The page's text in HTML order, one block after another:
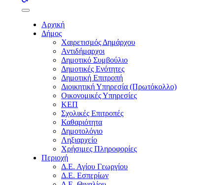
buttons
Αρχική
Δήμος
Χαιρετισμός Δημάρχου
Αντιδήμαρχοι
Δημοτικό Συμβούλιο
Δημοτικές Ενότητες
Δημοτική Επιτροπή
Διοικητική Υπηρεσία (Πρωτόκολλο)
Οικονομικές Υπηρεσίες
ΚΕΠ
Σχολικές Επιτροπές
Καθαριότητα
Δημοτολόγιο
Ληξιαρχείο
Χρήσιμες Πληροφορίες
Περιοχή
Δ.Ε. Αγίου Γεωργίου
Δ.Ε. Εσπερίων